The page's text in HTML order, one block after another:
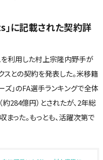
に記載された契約詳
を利用した村上宗隆内野手が
スとの契約を発表した。米移籍
ズ」のFA選手ランキングで全体
284億円）とされたが、2年総
った。もっとも、活躍次第で